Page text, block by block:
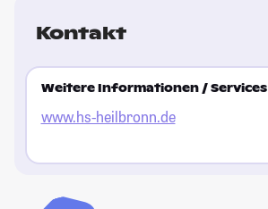
Kontakt
Weitere Informationen / Services
www.hs-heilbronn.de